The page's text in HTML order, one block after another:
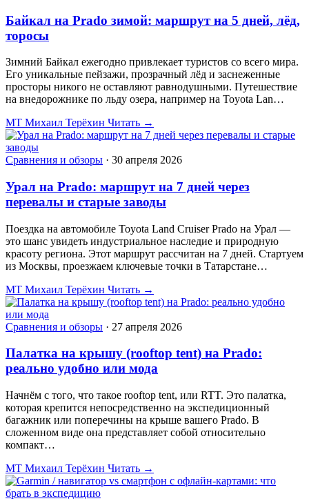
Байкал на Prado зимой: маршрут на 5 дней, лёд,
торосы
Зимний Байкал ежегодно привлекает туристов со всего мира.
Его уникальные пейзажи, прозрачный лёд и заснеженные
просторы никого не оставляют равнодушными. Путешествие
на внедорожнике по льду озера, например на Toyota Lan…
МТ Михаил Терёхин Читать →
Сравнения и обзоры · 30 апреля 2026
Урал на Prado: маршрут на 7 дней через
перевалы и старые заводы
Поездка на автомобиле Toyota Land Cruiser Prado на Урал —
это шанс увидеть индустриальное наследие и природную
красоту региона. Этот маршрут рассчитан на 7 дней. Стартуем
из Москвы, проезжаем ключевые точки в Татарстане…
МТ Михаил Терёхин Читать →
Сравнения и обзоры · 27 апреля 2026
Палатка на крышу (rooftop tent) на Prado:
реально удобно или мода
Начнём с того, что такое rooftop tent, или RTT. Это палатка,
которая крепится непосредственно на экспедиционный
багажник или поперечины на крыше вашего Prado. В
сложенном виде она представляет собой относительно
компакт…
МТ Михаил Терёхин Читать →